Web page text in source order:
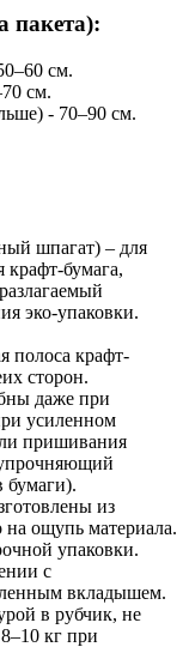
пакета):
см.
см.
- 70–90 см.
шпагат) – для
крафт-бумага,
эко-упаковки.
полоса крафт-
сторон.
даже при
усиленном
пришивания
бумаги).
из
на ощупь материала.
упаковки.
с
вкладышем.
в рубчик, не
кг при